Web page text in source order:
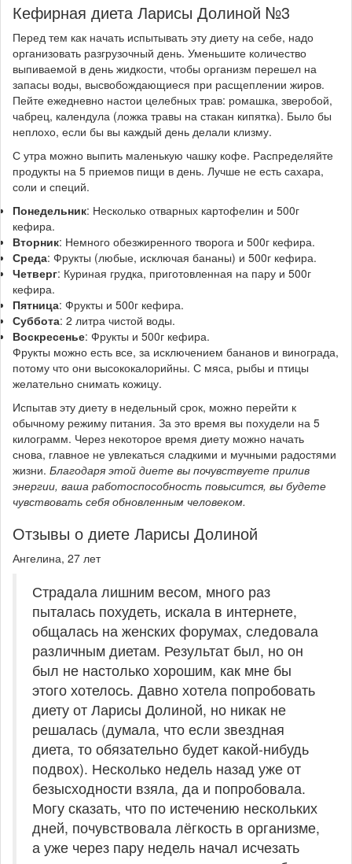
Кефирная диета Ларисы Долиной №3
Перед тем как начать испытывать эту диету на себе, надо
организовать разгрузочный день. Уменьшите количество
выпиваемой в день жидкости, чтобы организм перешел на
запасы воды, высвобождающиеся при расщеплении жиров.
Пейте ежедневно настои целебных трав: ромашка, зверобой,
чабрец, календула (ложка травы на стакан кипятка). Было бы
неплохо, если бы вы каждый день делали клизму.
С утра можно выпить маленькую чашку кофе. Распределяйте
продукты на 5 приемов пищи в день. Лучше не есть сахара,
соли и специй.
Понедельник: Несколько отварных картофелин и 500г
кефира.
Вторник: Немного обезжиренного творога и 500г кефира.
Среда: Фрукты (любые, исключая бананы) и 500г кефира.
Четверг: Куриная грудка, приготовленная на пару и 500г
кефира.
Пятница: Фрукты и 500г кефира.
Суббота: 2 литра чистой воды.
Воскресенье: Фрукты и 500г кефира.
Фрукты можно есть все, за исключением бананов и винограда,
потому что они высококалорийны. С мяса, рыбы и птицы
желательно снимать кожицу.
Испытав эту диету в недельный срок, можно перейти к
обычному режиму питания. За это время вы похудели на 5
килограмм. Через некоторое время диету можно начать
снова, главное не увлекаться сладкими и мучными радостями
жизни. Благодаря этой диете вы почувствуете прилив
энергии, ваша работоспособность повысится, вы будете
чувствовать себя обновленным человеком.
Отзывы о диете Ларисы Долиной
Ангелина, 27 лет
Страдала лишним весом, много раз
пыталась похудеть, искала в интернете,
общалась на женских форумах, следовала
различным диетам. Результат был, но он
был не настолько хорошим, как мне бы
этого хотелось. Давно хотела попробовать
диету от Ларисы Долиной, но никак не
решалась (думала, что если звездная
диета, то обязательно будет какой-нибудь
подвох). Несколько недель назад уже от
безысходности взяла, да и попробовала.
Могу сказать, что по истечению нескольких
дней, почувствовала лёгкость в организме,
а уже через пару недель начал исчезать